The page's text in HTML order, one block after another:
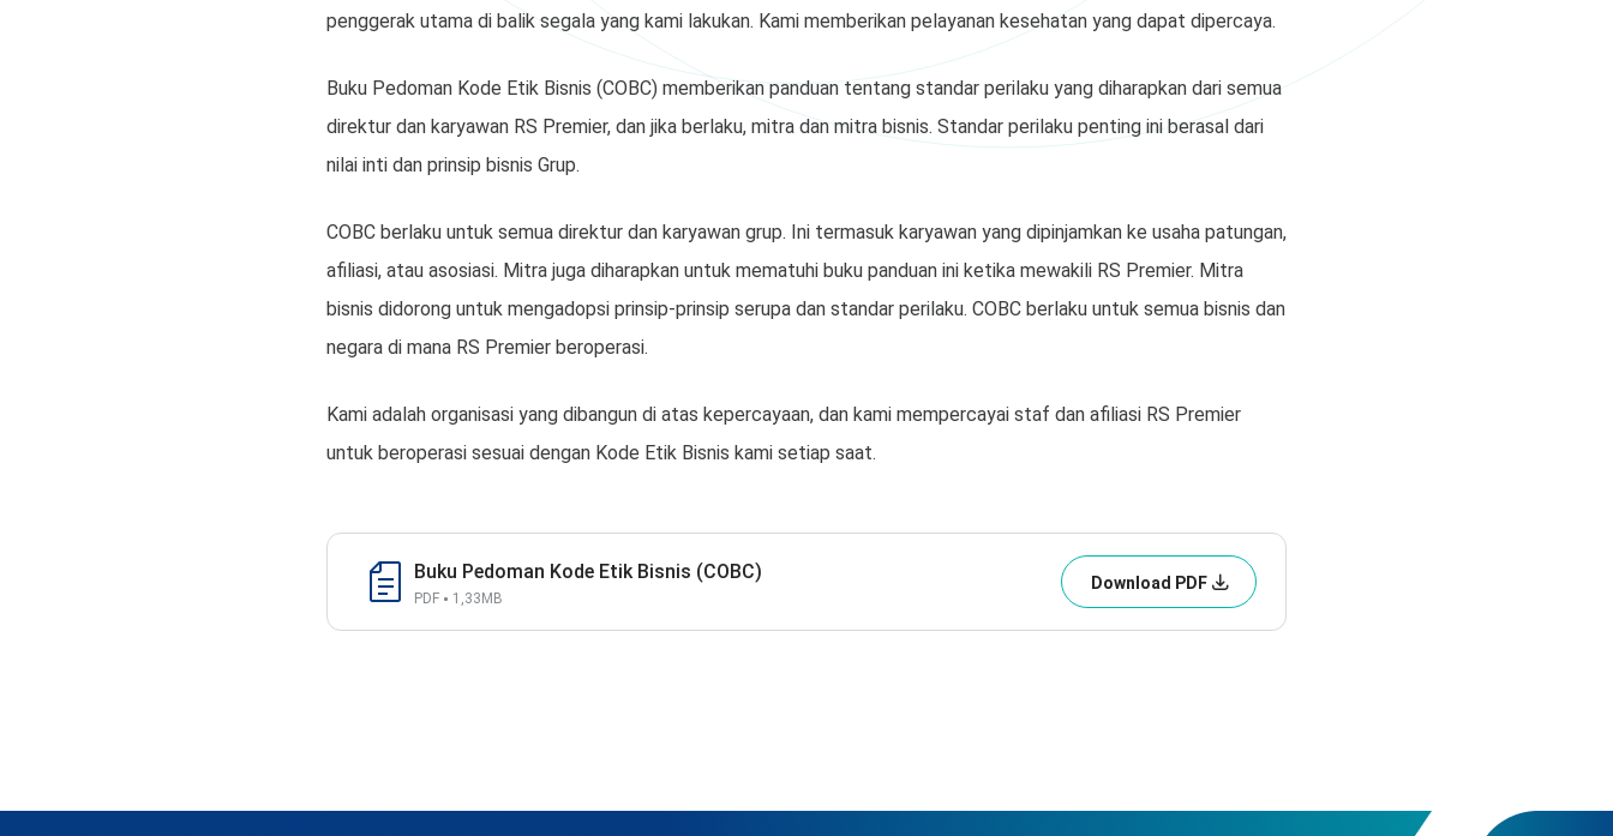
penggerak utama di balik segala yang kami lakukan. Kami memberikan pelayanan kesehatan yang dapat dipercaya.
Buku Pedoman Kode Etik Bisnis (COBC) memberikan panduan tentang standar perilaku yang diharapkan dari semua
direktur dan karyawan RS Premier, dan jika berlaku, mitra dan mitra bisnis. Standar perilaku penting ini berasal dari
nilai inti dan prinsip bisnis Grup.
COBC berlaku untuk semua direktur dan karyawan grup. Ini termasuk karyawan yang dipinjamkan ke usaha patungan,
afiliasi, atau asosiasi. Mitra juga diharapkan untuk mematuhi buku panduan ini ketika mewakili RS Premier. Mitra
bisnis didorong untuk mengadopsi prinsip-prinsip serupa dan standar perilaku. COBC berlaku untuk semua bisnis dan
negara di mana RS Premier beroperasi.
Kami adalah organisasi yang dibangun di atas kepercayaan, dan kami mempercayai staf dan afiliasi RS Premier
untuk beroperasi sesuai dengan Kode Etik Bisnis kami setiap saat.
Buku Pedoman Kode Etik Bisnis (COBC)
PDF 1,33MB
Download PDF